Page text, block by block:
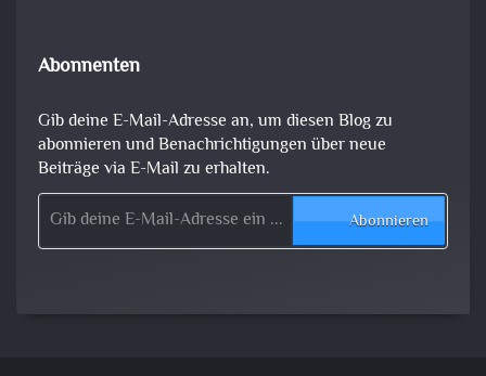
Abonnenten
Gib deine E-Mail-Adresse an, um diesen Blog zu
abonnieren und Benachrichtigungen über neue
Beiträge via E-Mail zu erhalten.
Gib deine E-Mail-Adresse ein ...
Abonnieren